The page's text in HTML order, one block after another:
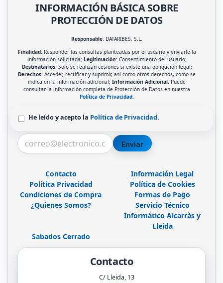
INFORMACIÓN BÁSICA SOBRE
PROTECCIÓN DE DATOS
Responsable: DATARIBES, S.L.
Finalidad: Responder las consultas planteadas por el usuario y enviarle la
información solicitada; Legitimación: Consentimiento del usuario;
Destinatarios: Solo se realizan cesiones si existe una obligación legal;
Derechos: Acceder, rectificar y suprimir, así como otros derechos, como se
indica en la información adicional;Información Adicional: Puede
consultar la información completa de Protección de Datos en nuestra
Política de Privacidad
He leído y acepto la Política de Privacidad.
Enviar
Contacto
Información Legal
Política Privacidad
Política de Cookies
Condiciones de Compra
Formas de Pago
¿Quienes Somos?
Servicio Técnico
Informático Alcarràs y
Lleida
Sabados Cerrado
Contacto
C/ Lleida, 13